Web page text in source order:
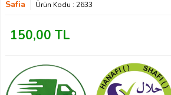
Safia Ürün Kodu : 2633
150,00 TL